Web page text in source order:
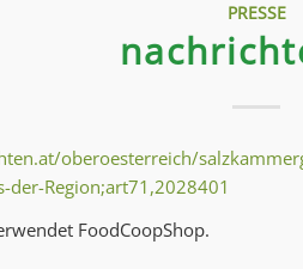
PRESSE
oberoesterreich/
der-Region;art71,2028401
FoodCoopShop.